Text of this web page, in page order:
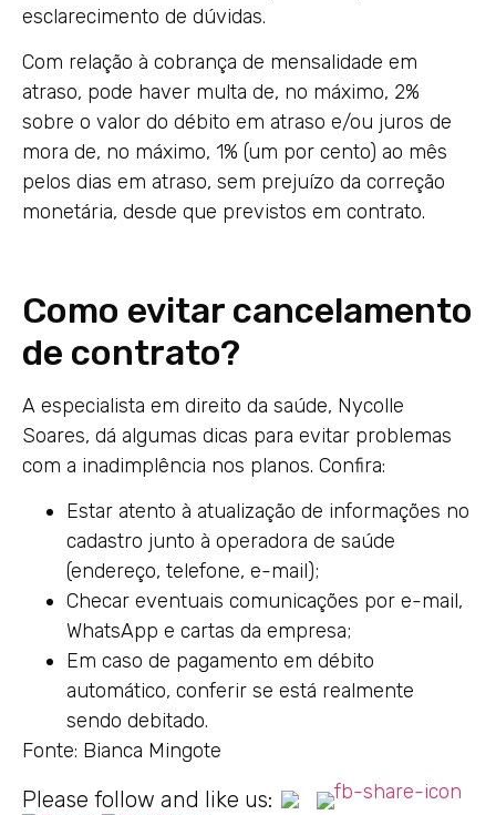
esclarecimento de dúvidas.
Com relação à cobrança de mensalidade em
atraso, pode haver multa de, no máximo, 2%
sobre o valor do débito em atraso e/ou juros de
mora de, no máximo, 1% (um por cento) ao mês
pelos dias em atraso, sem prejuízo da correção
monetária, desde que previstos em contrato.
Como evitar cancelamento
de contrato?
A especialista em direito da saúde, Nycolle
Soares, dá algumas dicas para evitar problemas
com a inadimplência nos planos. Confira:
Estar atento à atualização de informações no
cadastro junto à operadora de saúde
(endereço, telefone, e-mail);
Checar eventuais comunicações por e-mail,
WhatsApp e cartas da empresa;
Em caso de pagamento em débito
automático, conferir se está realmente
sendo debitado.
Fonte: Bianca Mingote
Please follow and like us: